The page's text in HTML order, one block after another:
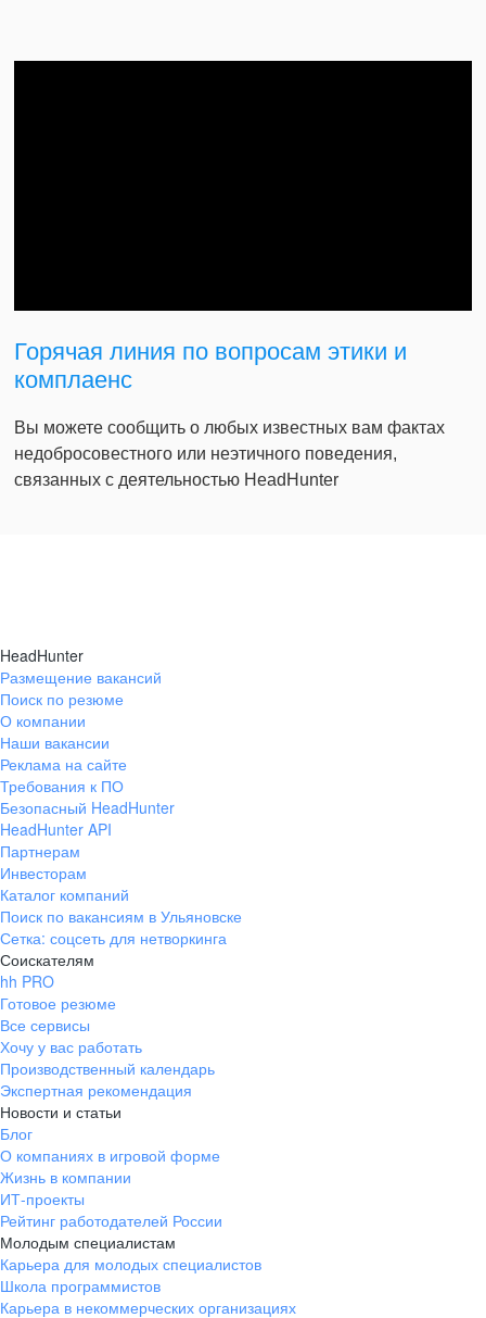
Горячая линия по вопросам этики и
комплаенс
Вы можете сообщить о любых известных вам фактах
недобросовестного или неэтичного поведения,
связанных с деятельностью HeadHunter
HeadHunter
Размещение вакансий
Поиск по резюме
О компании
Наши вакансии
Реклама на сайте
Требования к ПО
Безопасный HeadHunter
HeadHunter API
Партнерам
Инвесторам
Каталог компаний
Поиск по вакансиям в Ульяновске
Сетка: соцсеть для нетворкинга
Соискателям
hh PRO
Готовое резюме
Все сервисы
Хочу у вас работать
Производственный календарь
Экспертная рекомендация
Новости и статьи
Блог
О компаниях в игровой форме
Жизнь в компании
ИТ-проекты
Рейтинг работодателей России
Молодым специалистам
Карьера для молодых специалистов
Школа программистов
Карьера в некоммерческих организациях